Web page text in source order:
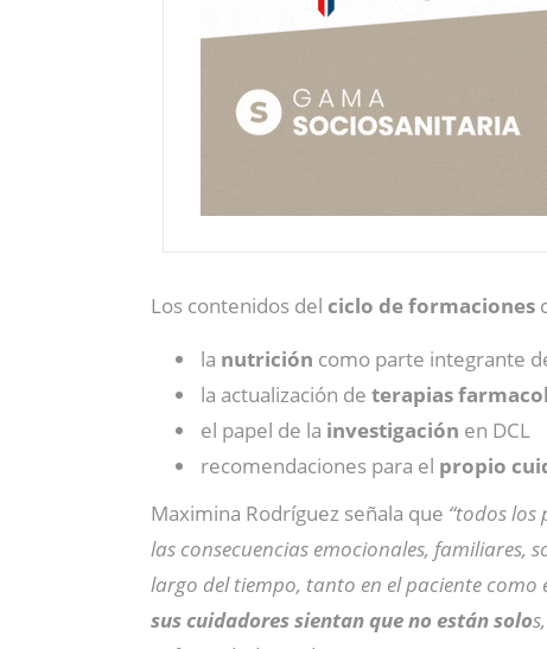
Los contenidos del ciclo de formaciones
la nutrición como parte integrante
la actualización de terapias
el papel de la investigación en DCL
recomendaciones para el propio
Maximina Rodríguez señala que “todos los
las consecuencias emocionales, familiares,
largo del tiempo, tanto en el paciente como
sus cuidadores sientan que no están solo